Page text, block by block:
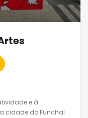
e à
cidade do Funchal